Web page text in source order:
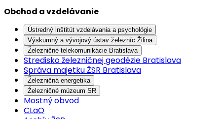
Obchod a vzdelávanie
Ústredný inštitút vzdelávania a psychológie
Výskumný a vývojový ústav železníc Žilina
Železničné telekomunikácie Bratislava
Stredisko železničnej geodézie Bratislava
Správa majetku ŽSR Bratislava
Železničná energetika
Železničné múzeum SR
Mostný obvod
CLaO